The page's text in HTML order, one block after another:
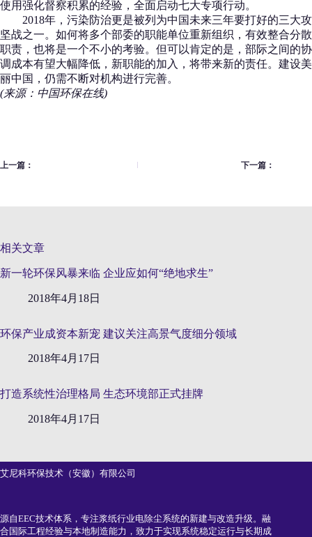
使用强化督察积累的经验，全面启动七大专项行动。
2018年，污染防治更是被列为中国未来三年要打好的三大攻
坚战之一。如何将多个部委的职能单位重新组织，有效整合分散
职责，也将是一个不小的考验。但可以肯定的是，部际之间的协
调成本有望大幅降低，新职能的加入，将带来新的责任。建设美
丽中国，仍需不断对机构进行完善。
(来源：中国环保在线)
上一篇： 下一篇：
相关文章
新一轮环保风暴来临 企业应如何“绝地求生”
2018年4月18日
环保产业成资本新宠 建议关注高景气度细分领域
2018年4月17日
打造系统性治理格局 生态环境部正式挂牌
2018年4月17日
艾尼科环保技术（安徽）有限公司
源自EEC技术体系，专注浆纸行业电除尘系统的新建与改造升级。融
合国际工程经验与本地制造能力，致力于实现系统稳定运行与长期成